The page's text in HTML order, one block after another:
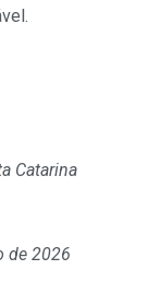
Catarina
de 2026